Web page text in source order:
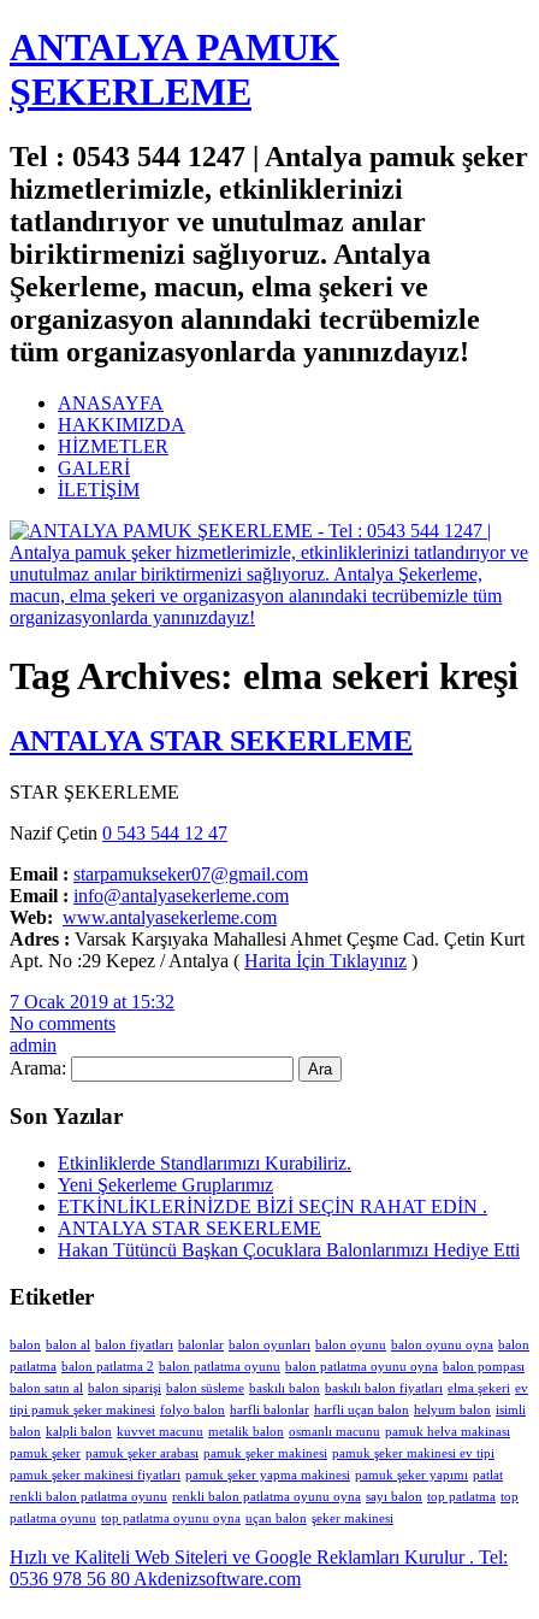
ANTALYA PAMUK
ŞEKERLEME
Tel : 0543 544 1247 | Antalya pamuk şeker
hizmetlerimizle, etkinliklerinizi
tatlandırıyor ve unutulmaz anılar
biriktirmenizi sağlıyoruz. Antalya
Şekerleme, macun, elma şekeri ve
organizasyon alanındaki tecrübemizle
tüm organizasyonlarda yanınızdayız!
ANASAYFA
HAKKIMIZDA
HİZMETLER
GALERİ
İLETİŞİM
Tag Archives: elma sekeri kreşi
ANTALYA STAR SEKERLEME
STAR ŞEKERLEME
Nazif Çetin 0 543 544 12 47
Email : starpamukseker07@gmail.com
Email : info@antalyasekerleme.com
Web: www.antalyasekerleme.com
Adres : Varsak Karşıyaka Mahallesi Ahmet Çeşme Cad. Çetin Kurt
Apt. No :29 Kepez / Antalya ( Harita İçin Tıklayınız )
7 Ocak 2019 at 15:32
No comments
admin
Arama:
Son Yazılar
Etkinliklerde Standlarımızı Kurabiliriz.
Yeni Şekerleme Gruplarımız
ETKİNLİKLERİNİZDE BİZİ SEÇİN RAHAT EDİN .
ANTALYA STAR SEKERLEME
Hakan Tütüncü Başkan Çocuklara Balonlarımızı Hediye Etti
Etiketler
balon balon al balon fiyatları balonlar balon oyunları balon oyunu balon oyunu oyna balon
patlatma balon patlatma 2 balon patlatma oyunu balon patlatma oyunu oyna balon pompası
balon satın al balon siparişi balon süsleme baskılı balon baskılı balon fiyatları elma şekeri ev
tipi pamuk şeker makinesi folyo balon harfli balonlar harfli uçan balon helyum balon isimli
balon kalpli balon kuvvet macunu metalik balon osmanlı macunu pamuk helva makinası
pamuk şeker pamuk şeker arabası pamuk şeker makinesi pamuk şeker makinesi ev tipi
pamuk şeker makinesi fiyatları pamuk şeker yapma makinesi pamuk şeker yapımı patlat
renkli balon patlatma oyunu renkli balon patlatma oyunu oyna sayı balon top patlatma top
patlatma oyunu top patlatma oyunu oyna uçan balon şeker makinesi
Hızlı ve Kaliteli Web Siteleri ve Google Reklamları Kurulur . Tel:
0536 978 56 80 Akdenizsoftware.com